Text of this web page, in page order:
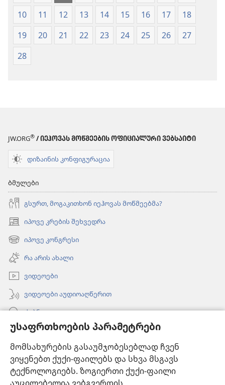
უსაფრთხოების პარამეტრები
მომსახურების გასაუმჯობესებლად ჩვენ
ვიყენებთ ქუქი-ფაილებს და სხვა მსგავს
ტექნოლოგიებს. ზოგიერთი ქუქი-ფაილი
10
11 12 13 14 15 16 17
18
19
20 21 22 23 24 25 26
27
28
JW.ORG® / ᲘᲔᲰᲝᲕᲐᲡ ᲛᲝᲬᲛᲔᲔᲑᲘᲡ ᲝᲤᲘᲪᲘᲐᲚᲣᲠᲘ ᲕᲔᲑᲡᲐᲘᲢᲘ
დიზაინის კონფიგურაცია
ბმულები
გსურთ, მოგაკითხონ იეჰოვას მოწმეებმა?
იპოვე კრების შეხვედრა
(გაიხსნება
ახალი
ფანჯარა)
იპოვე კონგრესი
(გაიხსნება
ახალი
ფანჯარა)
რა არის ახალი
ვიდეოები
ვიდეოები აუდიოაღწერით
ძებნა
ინფორმაცია ექიმებისთვის
ინფორმაცია ოფიციალური პირებისთვის
დახმარება